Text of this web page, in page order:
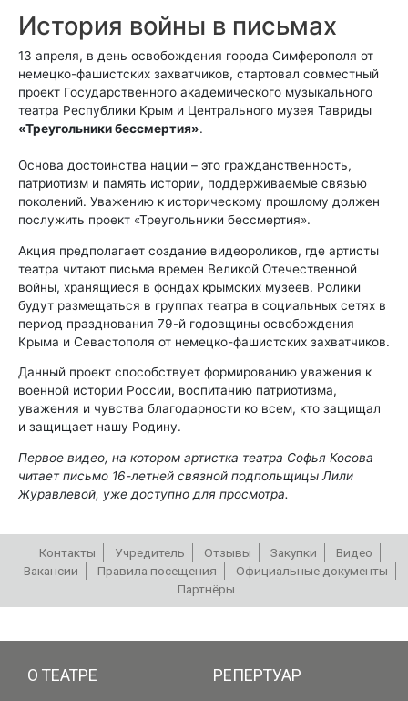
История войны в письмах
13 апреля, в день освобождения города Симферополя от
немецко-фашистских захватчиков, стартовал совместный
проект Государственного академического музыкального
театра Республики Крым и Центрального музея Тавриды
«Треугольники бессмертия».
Основа достоинства нации – это гражданственность,
патриотизм и память истории, поддерживаемые связью
поколений. Уважению к историческому прошлому должен
послужить проект «Треугольники бессмертия».
Акция предполагает создание видеороликов, где артисты
театра читают письма времен Великой Отечественной
войны, хранящиеся в фондах крымских музеев. Ролики
будут размещаться в группах театра в социальных сетях в
период празднования 79-й годовщины освобождения
Крыма и Севастополя от немецко-фашистских захватчиков.
Данный проект способствует формированию уважения к
военной истории России, воспитанию патриотизма,
уважения и чувства благодарности ко всем, кто защищал
и защищает нашу Родину.
Первое видео, на котором артистка театра Софья Косова
читает письмо 16-летней связной подпольщицы Лили
Журавлевой, уже доступно для просмотра.
Контакты Учредитель Отзывы Закупки
Видео
Вакансии
Правила посещения
Официальные документы
Партнёры
О ТЕАТРЕ РЕПЕРТУАР